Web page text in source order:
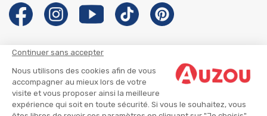
Continuer sans accepter
Nous utilisons des cookies afin de vous
accompagner au mieux lors de votre
visite et vous proposer ainsi la meilleure
expérience qui soit en toute sécurité. Si vous le souhaitez, vous
Migali
Petite Taupe
Auzou s'engage
Auteurs et illustrateurs Auzou
Suivre mon colis
Infos consommateur
CGU
CGV